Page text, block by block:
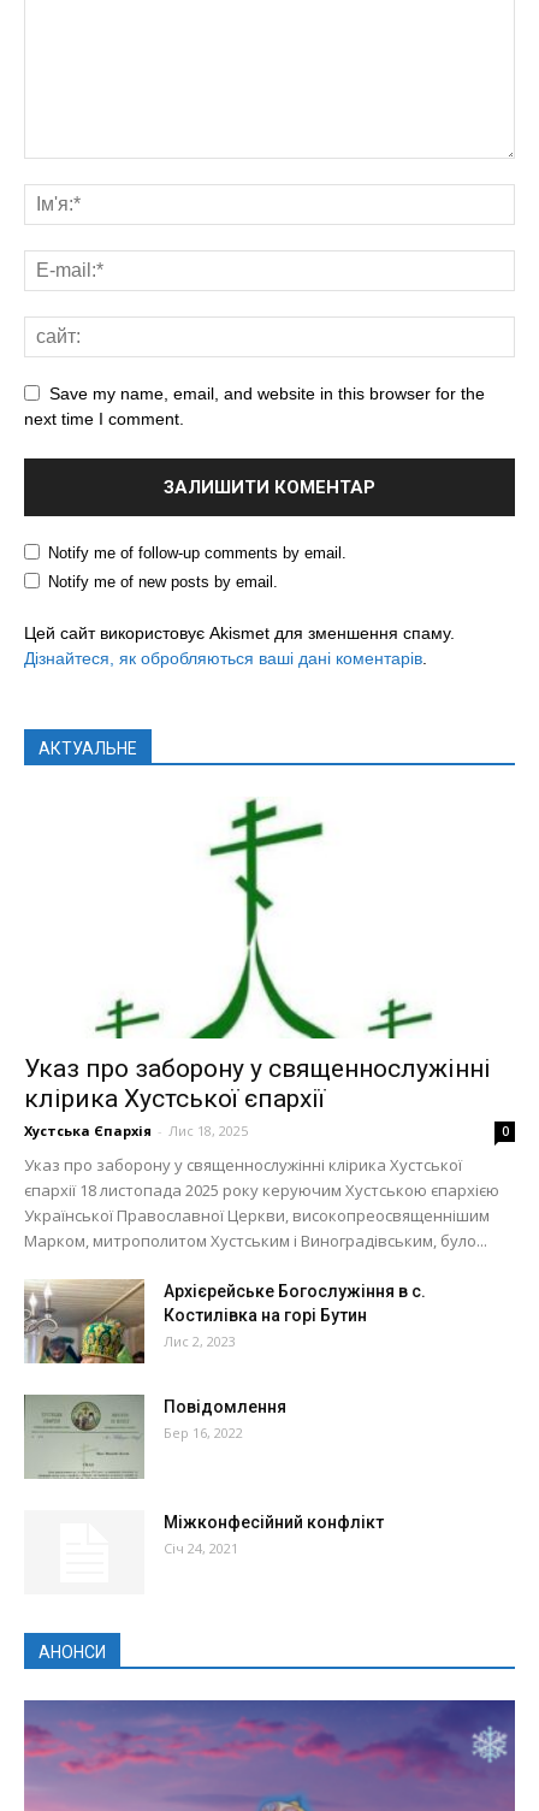
Save my name, email, and website in this browser for the
next time I comment.
Notify me of follow-up comments by email.
Notify me of new posts by email.
Цей сайт використовує Akismet для зменшення спаму.
Дізнайтеся, як обробляються ваші дані коментарів
АКТУАЛЬНЕ
Указ про заборону у священнослужінні
клірика Хустської єпархії
Хустська Єпархія - Лис 18, 2025 0
Указ про заборону у священнослужінні клірика Хустської
єпархії 18 листопада 2025 року керуючим Хустською єпархією
Української Православної Церкви, високопреосвященнішим
Марком, митрополитом Хустським і Виноградівським, було...
Архієрейське Богослужіння в с.
Костилівка на горі Бутин
Лис 2, 2023
Повідомлення
Бер 16, 2022
Міжконфесійний конфлікт
Січ 24, 2021
АНОНСИ